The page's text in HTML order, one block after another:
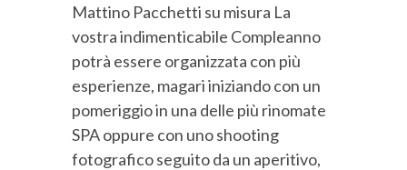
Mattino Pacchetti su misura La
vostra indimenticabile Compleanno
potrà essere organizzata con più
esperienze, magari iniziando con un
pomeriggio in una delle più rinomate
SPA oppure con uno shooting
fotografico seguito da un aperitivo,